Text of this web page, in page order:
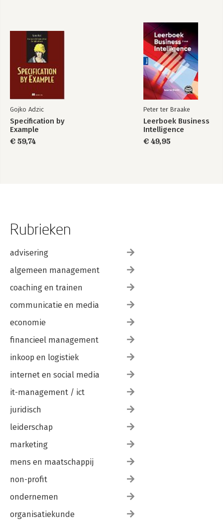
eventorganisator en actief blogger op
Gojko Adzic
Specification by
Example
€ 59,74
Peter ter Braake
Leerboek Business
Intelligence
€ 49,95
Rubrieken
advisering
algemeen management
coaching en trainen
communicatie en media
economie
financieel management
inkoop en logistiek
internet en social media
it-management / ict
juridisch
leiderschap
marketing
mens en maatschappij
non-profit
ondernemen
organisatiekunde